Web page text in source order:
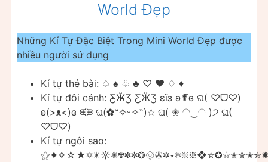
World Đẹp
Những Kí Tự Đặc Biệt Trong Mini World Đẹp được
nhiều người sử dụng
Kí tự thẻ bài: ♤ ♠ ♧ ♣ ♡ ♥ ♢ ♦
Kí tự đôi cánh: Ƹ̴Ӂ̴Ʒ ƸӜƷ εїз ʚ✟⃛ɞ ଘ( ♡ᗜ♡)
ʚ(>ᴥ<)ɞ ᙙᙖ ଘ(✿˵✧ᵕ✧˵)✩ ଘ( ❀ ◠‿◠ )੭ ଘ(
♡ᗜ♡)
Kí tự ngôi sao: